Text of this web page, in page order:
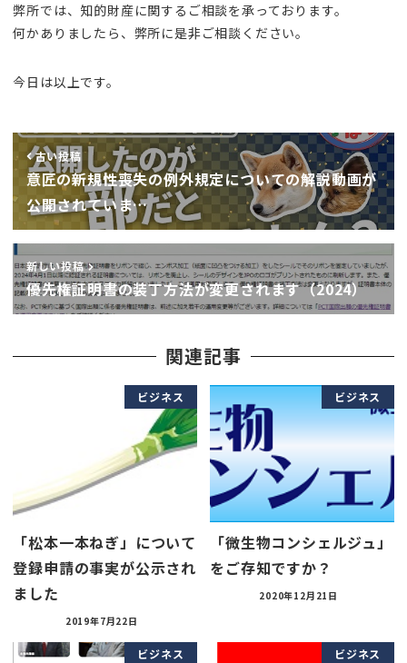
弊所では、知的財産に関するご相談を承っております。
何かありましたら、弊所に是非ご相談ください。
今日は以上です。
古い投稿
意匠の新規性喪失の例外規定についての解説動画が
公開されていま…
新しい投稿
優先権証明書の装丁方法が変更されます（2024）
関連記事
ビジネス
「松本一本ねぎ」について
登録申請の事実が公示され
ました
2019年7月22日
ビジネス
「微生物コンシェルジュ」
をご存知ですか？
2020年12月21日
ビジネス ビジネス